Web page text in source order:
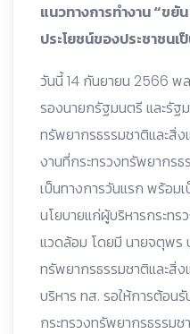
แนวทางการทำงาน “ข
ประโยชน์ของประชาชน
วันนี้ 14 กันยายน 2566 พ
รองนายกรัฐมนตรี และรัฐ
ทรัพยากรธรรมชาติและสิ่
งานที่กระทรวงทรัพยากร
เป็นทางการวันแรก พร้อม
นโยบายแก่ผู้บริหารกระท
แวดล้อม โดยมี นายจตุพ
ทรัพยากรธรรมชาติและสิ่
บริหาร ทส. รอให้การต้อ
กระทรวงทรัพยากรธรรม